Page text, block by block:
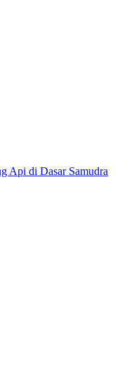
Api di Dasar Samudra